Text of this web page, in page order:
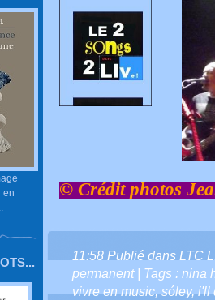
en
© Crédit photos
11:58 Publié dans LTC
permanent| Tags : nina
vivre en music,sóley,i'll